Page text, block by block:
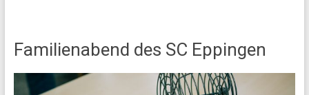
Familienabend des SC Eppingen